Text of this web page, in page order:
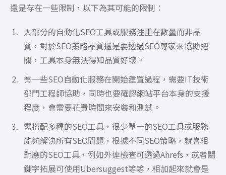
還是存在一些限制，以下為其可能的限制：
大部分的自動化SEO工具或服務注重在數量而非品
質，對於SEO策略品質還是要透過SEO專家來協助把
關，工具本身無法得知品質好壞。
有一些SEO自動化服務在開始建置過程，需要IT技術
部門工程師協助，同時也要確認網站平台本身的支援
程度，會需要花費時間來安裝和測試。
需搭配多種的SEO工具，很少單一的SEO工具或服務
能夠解決所有SEO問題，根據不同SEO策略，就會相
對應的SEO工具，例如外連檢查可透過Ahrefs，或者關
鍵字拓展可使用Ubersuggest等等，相加起來就會是